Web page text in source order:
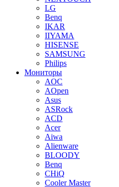
LG
Benq
IKAR
IIYAMA
HISENSE
SAMSUNG
Philips
Мониторы
AOC
AOpen
Asus
ASRock
ACD
Acer
Aiwa
Alienware
BLOODY
Benq
CHiQ
Cooler Master